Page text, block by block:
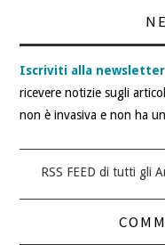
Iscriviti alla
ricevere notizie sugli
non è invasiva e non ha
RSS FEED di tutti gli